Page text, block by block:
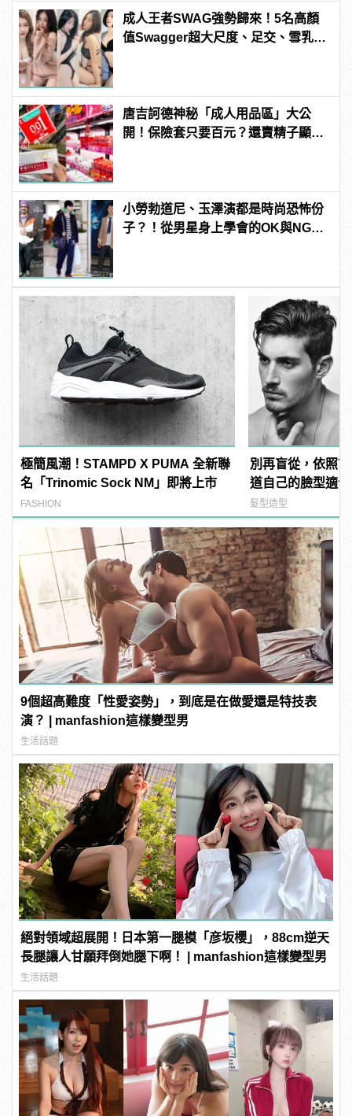
成人王者SWAG強勢歸來！5名高顏
值Swagger超大尺度、足交、雪乳、
唐吉訶德神秘「成人用品區」大公
開！保險套只要百元？還賣精子顯微
小勞勃道尼、玉澤演都是時尚恐怖份
子？！從男星身上學會的OK與NG穿
極簡風潮！STAMPD X PUMA 全新聯
名「Trinomic Sock NM」即將上市
FASHION
別再盲從，依照7
道自己的臉型適
髮型造型
9個超高難度「性愛姿勢」，到底是在做愛還是特技表
演？ | manfashion這樣變型男
生活話題
絕對領域超展開！日本第一腿模「彦坂櫻」，88cm逆天
長腿讓人甘願拜倒她腿下啊！ | manfashion這樣變型男
生活話題